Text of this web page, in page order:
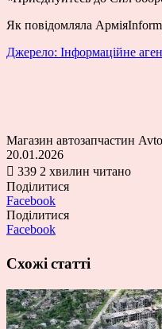
Як повідомляла
Джерело: Інформаційне
Магазин автозапчастин
20.01.2026
339 2 хвилин читано
Поділитися
Facebook
Поділитися
Facebook
Схожі статті